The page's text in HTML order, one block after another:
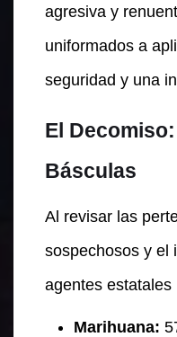
agresiva y
uniformados a
seguridad y una
El
Básculas
Al revisar las
sospechosos y el
agentes estatales
Marihuana: